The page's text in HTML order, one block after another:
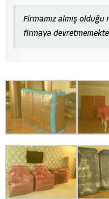
Firmamız almış
firmaya